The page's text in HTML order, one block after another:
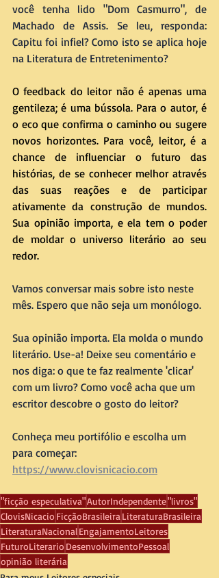
você tenha lido "Dom Casmurro", de
Machado de Assis. Se leu, responda:
Capitu foi infiel? Como isto se aplica hoje
na Literatura de Entretenimento?
O feedback do leitor não é apenas uma
gentileza; é uma bússola. Para o autor, é
o eco que confirma o caminho ou sugere
novos horizontes. Para você, leitor, é a
chance de influenciar o futuro das
histórias, de se conhecer melhor através
das suas reações e de participar
ativamente da construção de mundos.
Sua opinião importa, e ela tem o poder
de moldar o universo literário ao seu
redor.
Vamos conversar mais sobre isto neste
mês. Espero que não seja um monólogo.
Sua opinião importa. Ela molda o mundo
literário. Use-a! Deixe seu comentário e
nos diga: o que te faz realmente 'clicar'
com um livro? Como você acha que um
escritor descobre o gosto do leitor?
Conheça meu portifólio e escolha um
para começar:
https://www.clovisnicacio.com
"ficção especulativa"AutorIndependente"livros"
ClovisNicacio FicçãoBrasileira LiteraturaBrasileira
LiteraturaNacionalEngajamentoLeitores
FuturoLiterario DesenvolvimentoPessoal
opinião literária